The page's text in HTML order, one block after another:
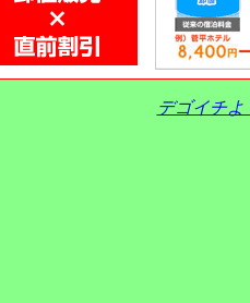
デゴイチよ